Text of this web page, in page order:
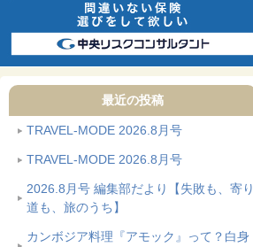
最近の投稿
TRAVEL-MODE 2026.8月号
TRAVEL-MODE 2026.8月号
2026.8月号 編集部だより【失敗も、寄り
道も、旅のうち】
カンボジア料理『アモック』って？白身